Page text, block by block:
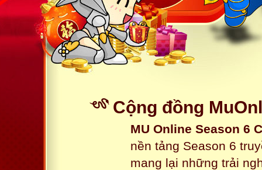
Cộng đồng
MU Online Season 6
nền tảng Season 6
mang lại những trải